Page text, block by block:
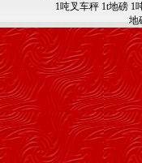
1吨叉车秤 1t地磅 1
地